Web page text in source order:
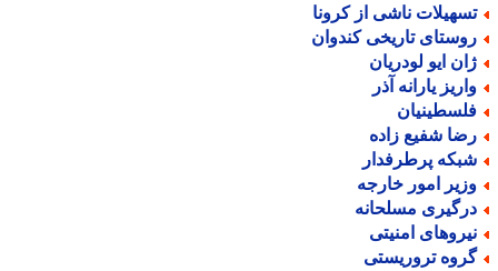
ناشی از کرونا
تاریخی کندوان
ایو لودریان
یارانه آذر
شفیع زاده
پرطرفدار
امور خارجه
مسلحانه
امنیتی
تروریستی